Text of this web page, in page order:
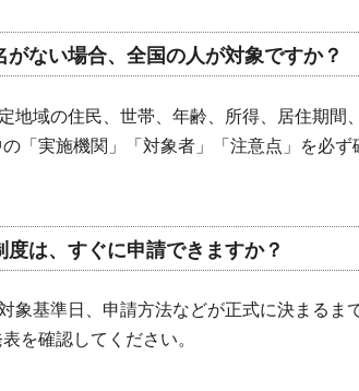
ない場合、全国の人が対象ですか？
地域の住民、世帯、年齢、所得、居住期間
「実施機関」「対象者」「注意点」を必ず
は、すぐに申請できますか？
象基準日、申請方法などが正式に決まるま
を確認してください。